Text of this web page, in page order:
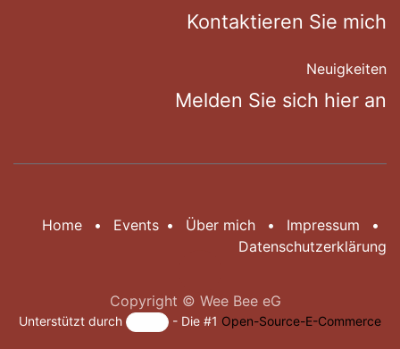
Kontaktieren Sie mich
Neuigkeiten
Melden Sie sich hier an
Home • Events • Über mich • Impressum
•
Datenschutzerklärung
Copyright © Wee Bee eG
Unterstützt durch - Die #1 Open-Source-E-Commerce